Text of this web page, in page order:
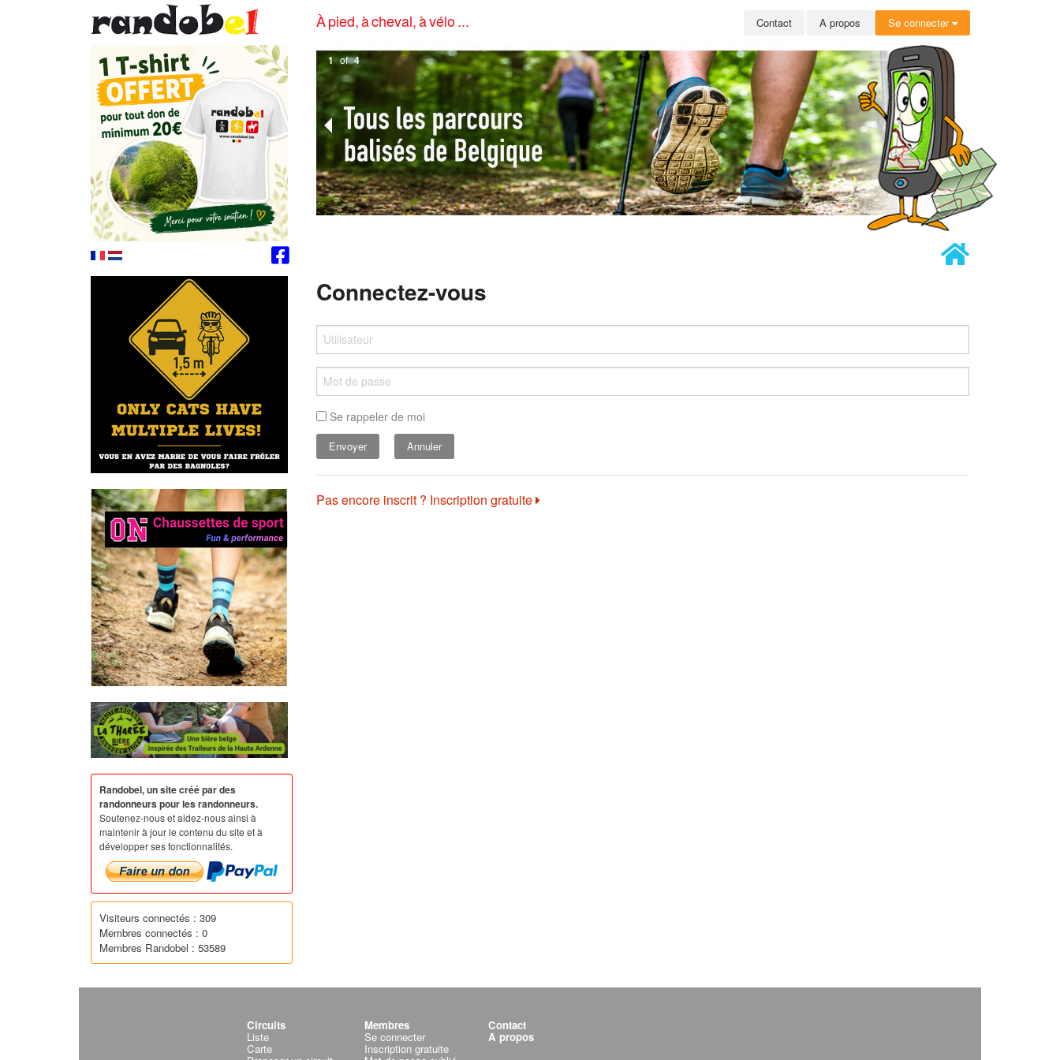
À pied, à cheval, à vélo ... Contact A propos Se connecter
1 of 4
Connectez-vous
Se rappeler de moi
Annuler
Pas encore inscrit ? Inscription gratuite
Randobel, un site créé par des
randonneurs pour les randonneurs.
Soutenez-nous et aidez-nous ainsi à
maintenir à jour le contenu du site et à
développer ses fonctionnalités.
Visiteurs connectés : 309
Membres connectés : 0
Membres Randobel : 53589
Circuits
Liste
Carte
Membres
Se connecter
Inscription gratuite
Contact
A propos